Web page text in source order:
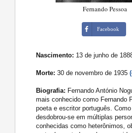
Fernando Pessoa
Facebook
Nascimento: 13 de junho de
Morte: 30 de novembro de 1935
Biografia: Fernando António
mais conhecido como Fernando
poeta e escritor português.
desdobrou-se em múltiplas
conhecidas como heterônimos,